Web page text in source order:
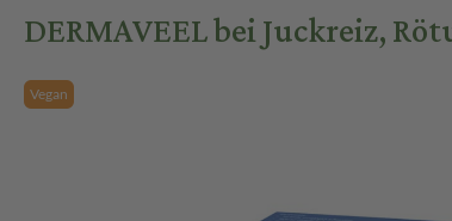
DERMAVEEL bei Juckreiz,
Vegan